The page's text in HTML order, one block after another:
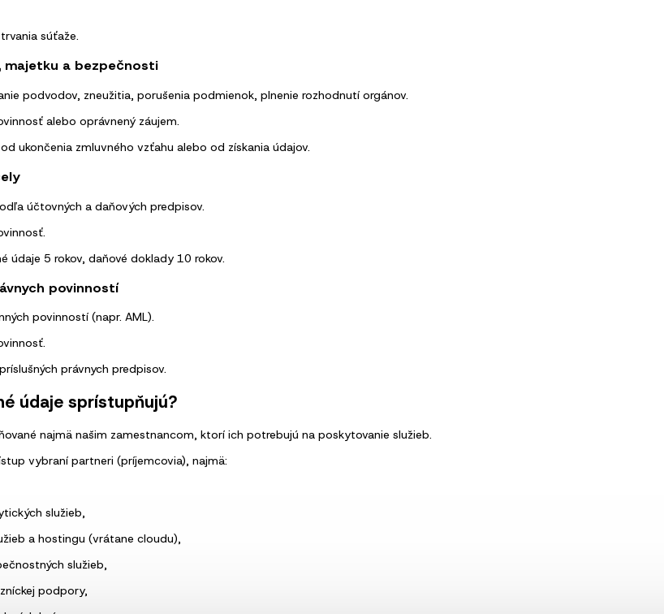
súťaže.
majetku a bezpečnosti
podvodov, zneužitia, porušenia podmienok, plnenie rozhodnutí orgánov.
alebo oprávnený záujem.
ukončenia zmluvného vzťahu alebo od získania údajov.
účtovných a daňových predpisov.
údaje 5 rokov, daňové doklady 10 rokov.
povinností
povinností (napr. AML).
právnych predpisov.
údaje sprístupňujú?
najmä našim zamestnancom, ktorí ich potrebujú na poskytovanie služieb.
vybraní partneri (príjemcovia), najmä:
služieb,
a hostingu (vrátane cloudu),
služieb,
podpory,